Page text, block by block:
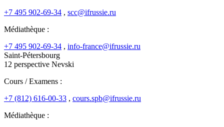
+7 495 902-69-34 , scc@ifrussie.ru
Médiathèque :
+7 495 902-69-34 , info-france@ifrussie.ru
Saint-Pétersbourg
12 perspective Nevski
Cours / Examens :
+7 (812) 616-00-33 , cours.spb@ifrussie.ru
Médiathèque :